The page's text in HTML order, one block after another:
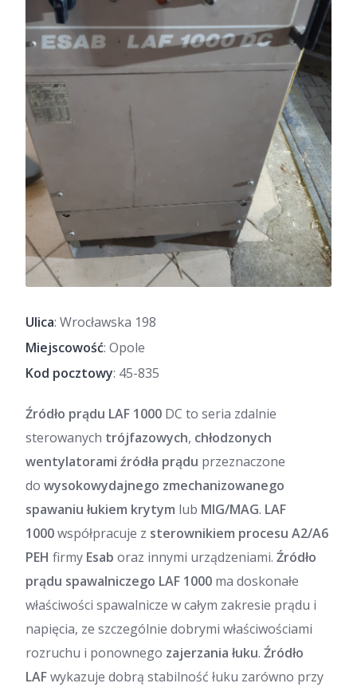
Ulica: Wrocławska 198
Miejscowość: Opole
Kod pocztowy: 45-835
Źródło prądu LAF 1000 DC to seria zdalnie
sterowanych trójfazowych, chłodzonych
wentylatorami źródła prądu przeznaczone
do wysokowydajnego zmechanizowanego
spawaniu łukiem krytym lub MIG/MAG. LAF
1000współpracuje z sterownikiem procesu A2/A6
PEH firmy Esab oraz innymi urządzeniami. Źródło
prądu spawalniczego LAF 1000 ma doskonałe
właściwości spawalnicze w całym zakresie prądu i
napięcia, ze szczególnie dobrymi właściwościami
rozruchu i ponownego zajerzania łuku. Źródło
LAFwykazuje dobrą stabilność łuku zarówno przy